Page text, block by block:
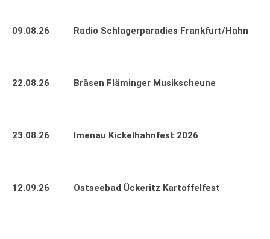
09.08.26 Radio Schlagerparadies Frankfurt/Hahn
22.08.26 Bräsen Fläminger Musikscheune
23.08.26 Imenau Kickelhahnfest 2026
12.09.26 Ostseebad Ückeritz Kartoffelfest